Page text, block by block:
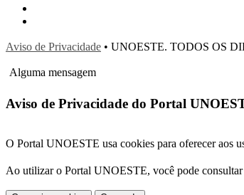
Aviso de Privacidade • UNOESTE. TODOS OS
Alguma mensagem
Aviso de Privacidade do Portal
O Portal UNOESTE usa cookies para oferecer aos
Ao utilizar o Portal UNOESTE, você pode consultar